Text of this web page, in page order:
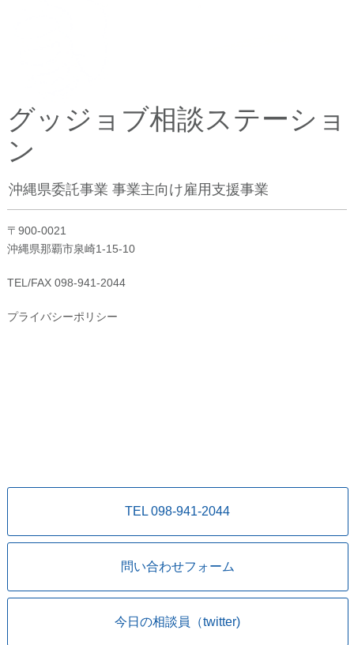
グッジョブ相談ステーショ
ン
沖縄県委託事業 事業主向け雇用支援事業
〒900-0021
沖縄県那覇市泉崎1-15-10
TEL/FAX 098-941-2044
プライバシーポリシー
TEL 098-941-2044
問い合わせフォーム
今日の相談員（twitter)